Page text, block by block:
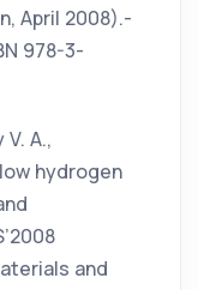
April 2008).-
978-3-
A.,
hydrogen
and